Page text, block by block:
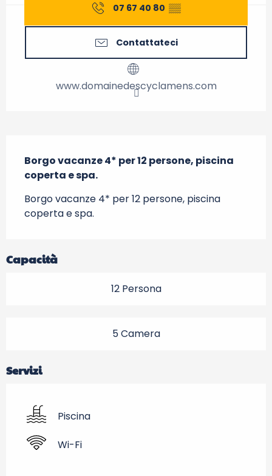
07 67 40 80 ▒▒
Contattateci
www.domainedescyclamens.com
Borgo vacanze 4* per 12 persone, piscina
coperta e spa.
Borgo vacanze 4* per 12 persone, piscina
coperta e spa.
Capacità
12 Persona
5 Camera
Servizi
Piscina
Wi-Fi